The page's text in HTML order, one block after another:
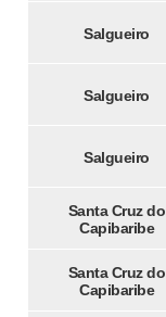
Salgueiro
Salgueiro
Salgueiro
Santa Cruz do
Capibaribe
Santa Cruz do
Capibaribe